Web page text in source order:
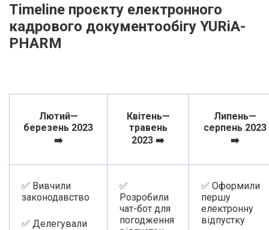
Timeline проєкту електронного
кадрового документообігу YURiA-
PHARM
Лютий—
березень 2023
➡️
Квітень—
травень
2023 ➡️
Липень—
серпень 2023
➡️
✅ Вивчили
законодавство
✅ Делегували
✅
Розробили
чат-бот для
погодження
✅ Оформили
першу
електронну
відпустку